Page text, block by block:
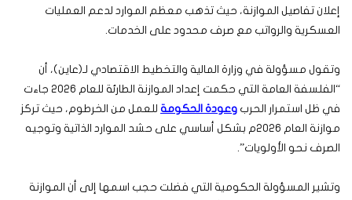
إعلان تفاصيل الموازنة، حيث تذهب معظم الموارد لدعم العمليات
العسكرية والرواتب مع صرف محدود على الخدمات.
وتقول مسؤولة في وزارة المالية والتخطيط الاقتصادي لـ(عاين)، أن
“الفلسفة العامة التي حكمت إعداد الموازنة الطارئة للعام 2026 جاءت
في ظل استمرار الحرب وعودة الحكومة للعمل من الخرطوم، حيث تركز
موازنة العام 2026م بشكل أساسي على حشد الموارد الذاتية وتوجيه
الصرف نحو الأولويات”.
وتشير المسؤولة الحكومية التي فضلت حجب اسمها إلى أن الموازنة